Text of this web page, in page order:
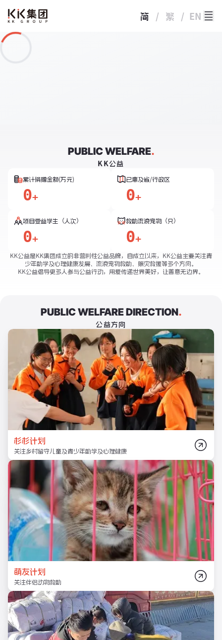
简 / 繁 / EN
PUBLIC WELFARE.
KK公益
累计捐赠金额(万元)
0+
已惠及省/行政区
0+
项目受益学生（人次）
0+
救助流浪宠物（只）
0+
KK公益是KK集团成立的非营利性公益品牌，自成立以来，KK公益主要关注青
少年助学及心理健康发展、流浪宠物救助、赈灾救援等多个方向。
KK公益倡导更多人参与公益行动，用爱传递世界美好，让善意无边界。
PUBLIC WELFARE DIRECTION.
公益方向
杉杉计划
关注乡村留守儿童及青少年助学及心理健康
萌友计划
关注伴侣动物救助